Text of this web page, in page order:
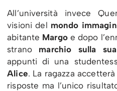
All’università invece
visioni del mondo
abitante Margoe dopo
strano marchio sulla
appunti di una
Alice. La ragazza
risposte ma l’unico